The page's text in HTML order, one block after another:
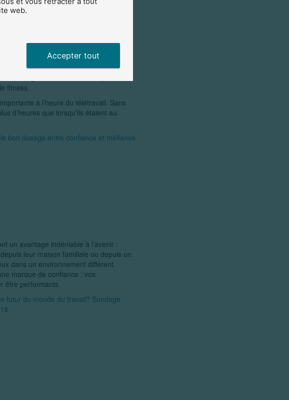
pour vous de contribuer aux frais
depuis votre entreprise ou
avantage indéniable, surtout pour les
fitness.
à l’heure du télétravail. Sans
d’heures que lorsqu’ils étaient au
bon dosage entre confiance et méfiance
un avantage indéniable à l’avenir :
leur maison familiale ou depuis un
dans un environnement différent.
marque de confiance : vos
être performants.
futur du monde du travail? Sondage
web.
Accepter tout